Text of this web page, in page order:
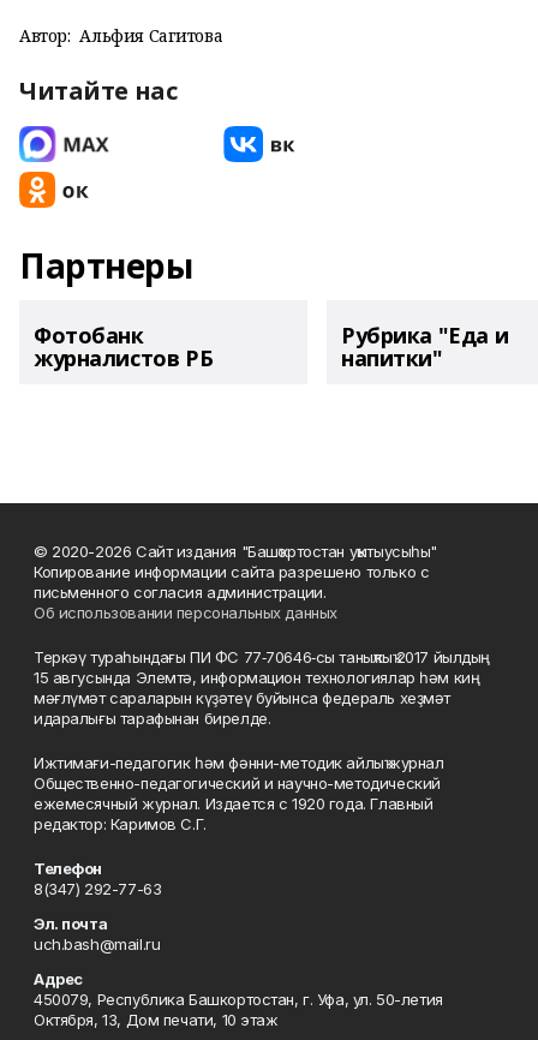
Автор: Альфия Сагитова
Читайте нас
Партнеры
Фотобанк
журналистов РБ
Рубрика "Еда и
напитки"
© 2020-2026 Сайт издания "Башҡортостан уҡытыусыһы"
Копирование информации сайта разрешено только с
письменного согласия администрации.
Об использовании персональных данных
Теркәү тураһындағы ПИ ФС 77‑70646‑сы таныҡлыҡ 2017 йылдың
15 авгусында Элемтә, информацион технологиялар һәм киң
мәғлүмәт сараларын күҙәтеү буйынса федераль хеҙмәт
идаралығы тарафынан бирелде.
Ижтимағи-педагогик һәм фәнни-методик айлыҡ журнал
Общественно-педагогический и научно-методический
ежемесячный журнал. Издается с 1920 года. Главный
редактор: Каримов С.Г.
Телефон
8(347) 292-77-63
Эл. почта
uch.bash@mail.ru
Адрес
450079, Республика Башкортостан, г. Уфа, ул. 50-летия
Октября, 13, Дом печати, 10 этаж